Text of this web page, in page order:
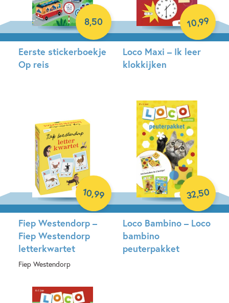
Eerste stickerboekje
Op reis
8,50
Loco Maxi – Ik leer
klokkijken
10,99
Fiep Westendorp –
Fiep Westendorp
letterkwartet
Fiep Westendorp
10,99
Spel
Loco Bambino – Loco
bambino
peuterpakket
32,50